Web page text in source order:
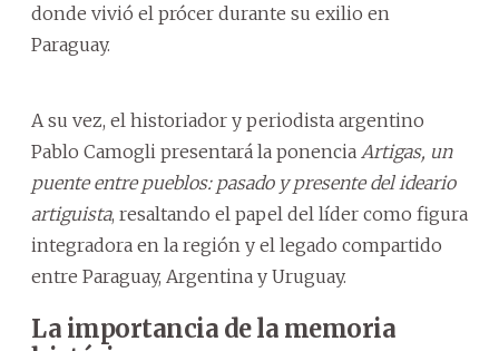
donde vivió el prócer durante su exilio en
Paraguay.
A su vez, el historiador y periodista argentino
Pablo Camogli presentará la ponencia Artigas, un
puente entre pueblos: pasado y presente del ideario
artiguista, resaltando el papel del líder como figura
integradora en la región y el legado compartido
entre Paraguay, Argentina y Uruguay.
La importancia de la memoria